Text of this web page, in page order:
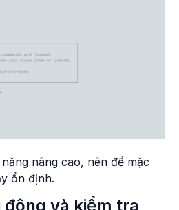
nâng cao, nên để mặc
ổn định.
và kiểm tra